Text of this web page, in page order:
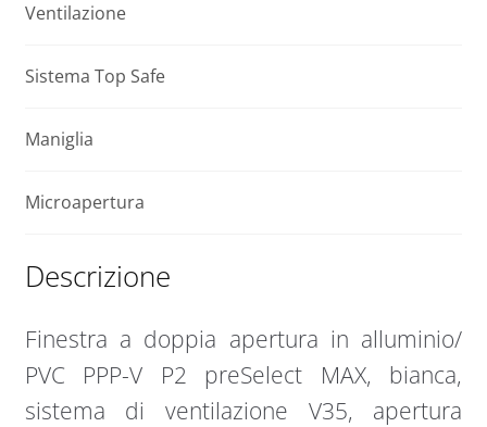
Ventilazione
Sistema Top Safe
Maniglia
Microapertura
Descrizione
Finestra a doppia apertura in alluminio/
PVC PPP-V P2 preSelect MAX, bianca,
sistema di ventilazione V35, apertura